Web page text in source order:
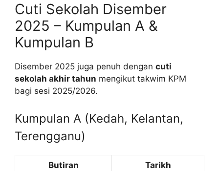
Cuti Sekolah Disember
2025 – Kumpulan A &
Kumpulan B
Disember 2025 juga penuh dengan cuti
sekolah akhir tahun mengikut takwim KPM
bagi sesi 2025/2026.
Kumpulan A (Kedah, Kelantan,
Terengganu)
Butiran Tarikh